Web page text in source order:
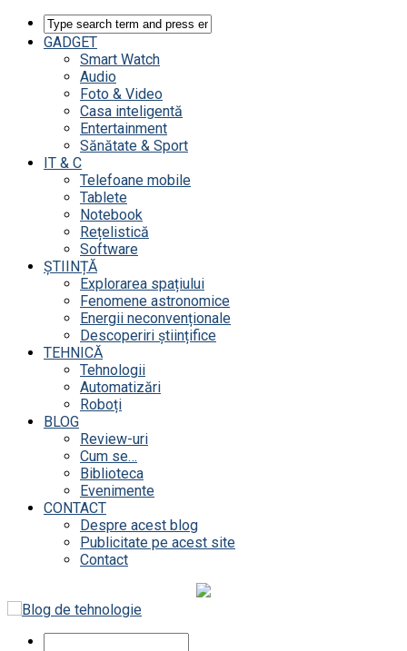
GADGET
Smart Watch
Audio
Foto & Video
Casa inteligentă
Entertainment
Sănătate & Sport
IT & C
Telefoane mobile
Tablete
Notebook
Rețelistică
Software
ȘTIINȚĂ
Explorarea spațiului
Fenomene astronomice
Energii neconvenționale
Descoperiri științifice
TEHNICĂ
Tehnologii
Automatizări
Roboți
BLOG
Review-uri
Cum se…
Biblioteca
Evenimente
CONTACT
Despre acest blog
Publicitate pe acest site
Contact